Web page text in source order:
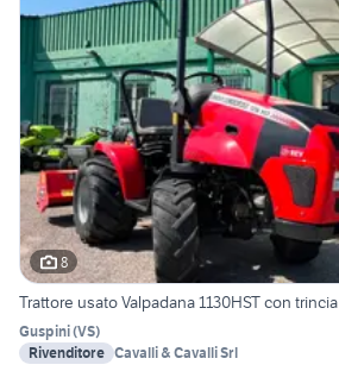
8
Trattore usato Valpadana 1130HST con trincia
Guspini(VS)
Rivenditore Cavalli & Cavalli Srl